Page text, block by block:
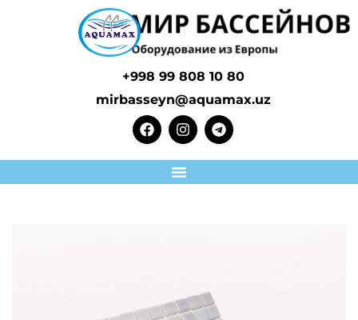
+998 99 808 10 80
mirbasseyn@aquamax.uz